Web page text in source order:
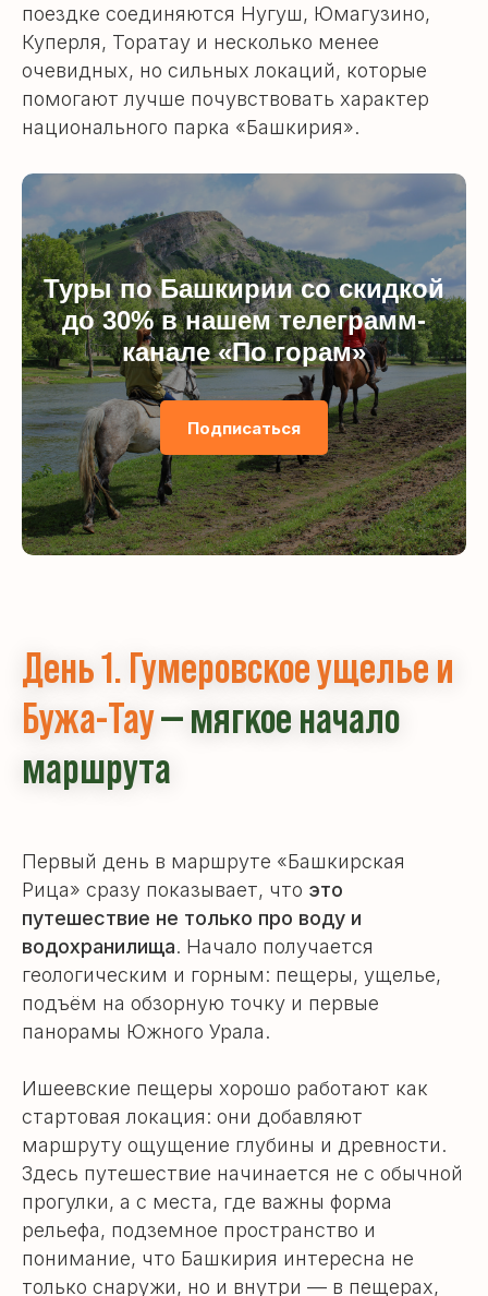
поездке соединяются Нугуш, Юмагузино,
Куперля, Торатау и несколько менее
очевидных, но сильных локаций, которые
помогают лучше почувствовать характер
национального парка «Башкирия».
Туры по Башкирии со скидкой
до 30% в нашем телеграмм-
канале «По горам»
Подписаться
День 1. Гумеровское ущелье и
Бужа-Тау— мягкое начало
маршрута
Первый день в маршруте «Башкирская
Рица» сразу показывает, что это
путешествие не только про воду и
водохранилища. Начало получается
геологическим и горным: пещеры, ущелье,
подъём на обзорную точку и первые
панорамы Южного Урала.
Ишеевские пещеры хорошо работают как
стартовая локация: они добавляют
маршруту ощущение глубины и древности.
Здесь путешествие начинается не с обычной
прогулки, а с места, где важны форма
рельефа, подземное пространство и
понимание, что Башкирия интересна не
только снаружи, но и внутри — в пещерах,